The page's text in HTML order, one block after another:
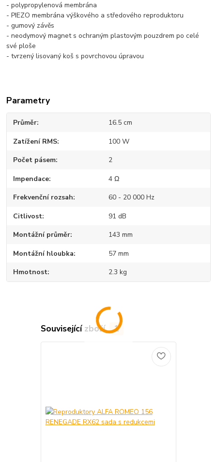
- polypropylenová membrána
- PIEZO membrána výškového a středového reproduktoru
- gumový závěs
- neodymový magnet s ochraným plastovým pouzdrem po celé
své ploše
- tvrzený lisovaný koš s povrchovou úpravou
Parametry
Průměr 16.5 cm
Zatížení RMS 100 W
Počet pásem 2
Impendace 4 Ω
Frekvenční rozsah 60 - 20 000 Hz
Citlivost 91 dB
Montážní průměr 143 mm
Montážní hloubka 57 mm
Hmotnost 2.3 kg
Související zboží 1